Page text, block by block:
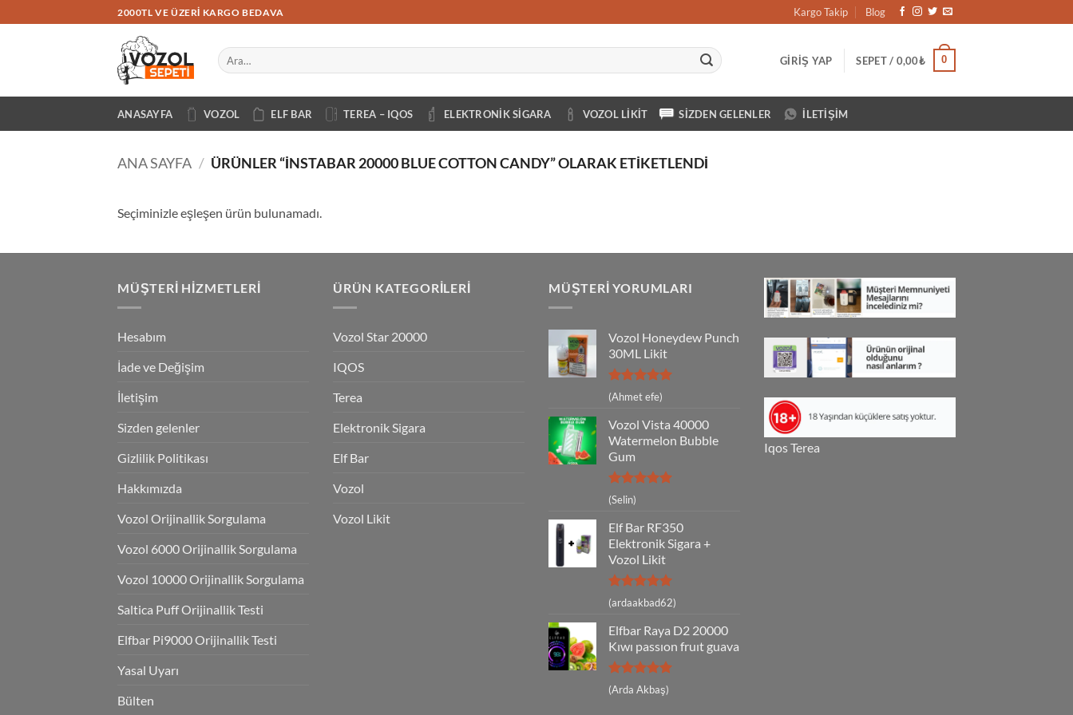
atla
2000TL VE ÜZERI KARGO BEDAVA Kargo Takip Blog
Ara:
GIRIŞ YAP SEPET / 0,00₺ 0
ANASAYFA VOZOL ELF BAR TEREA – IQOS ELEKTRONIK SIGARA VOZOL LIKIT SIZDEN GELENLER İLETIŞIM
ANA SAYFA / ÜRÜNLER “INSTABAR 20000 BLUE COTTON CANDY” OLARAK ETIKETLENDI
Seçiminizle eşleşen ürün bulunamadı.
MÜŞTERI HIZMETLERI
Hesabım
İade ve Değişim
İletişim
Sizden gelenler
Gizlilik Politikası
Hakkımızda
Vozol Orijinallik Sorgulama
Vozol 6000 Orijinallik Sorgulama
Vozol 10000 Orijinallik Sorgulama
Saltica Puff Orijinallik Testi
Elfbar Pi9000 Orijinallik Testi
Yasal Uyarı
Bülten
ÜRÜN KATEGORILERI
Vozol Star 20000
IQOS
Terea
Elektronik Sigara
Elf Bar
Vozol
Vozol Likit
MÜŞTERI YORUMLARI
Vozol Honeydew Punch
30ML Likit
5 üzerinden
5
(Ahmet efe)
Vozol Vista 40000
Watermelon Bubble
Gum
5 üzerinden
5
oy aldı
(Selin)
Elf Bar RF350
Elektronik Sigara +
Vozol Likit
5 üzerinden
5
(ardaakbad62)
Elfbar Raya D2 20000
Kıwı passıon fruıt guava
5 üzerinden
5
(Arda Akbaş)
Iqos Terea